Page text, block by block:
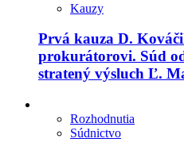
Kauzy
Prvá kauza D.
prokurátorovi. Súd
stratený výsluch Ľ.
Rozhodnutia
Súdnictvo